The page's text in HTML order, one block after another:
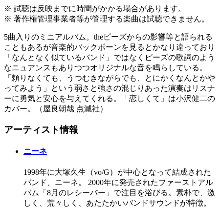
※ 試聴は反映までに時間がかかる場合があります。
※ 著作権管理事業者等が管理する楽曲は試聴できません。
5曲入りのミニアルバム。theピーズからの影響等と語られる
こともあるが音楽的バックボーンを見るとかなり違っており
「なんとなく似ているバンド」ではなくピーズの歌詞のよう
なニュアンスもありつつオリジナルな音を鳴らしている。
「頼りなくても、うつむきながらでも、とにかくなんとかや
ってみよう」という弱さと強さの混じりあった演奏はリスナ
ーに勇気と安心を与えてくれる。「恋しくて」は小沢健二の
カバー。（屋良朝哉 点滅社）
アーティスト情報
ニーネ
1998年に大塚久生（vo/G）が中心となって結成された
バンド、ニーネ。 2000年に発売されたファーストアル
バム「8月のレシーバー」で注目を浴びる。素朴で、激
しく、荒々しく、あたたかいバンドサウンドが特徴。